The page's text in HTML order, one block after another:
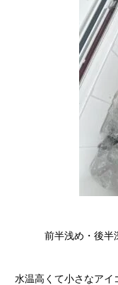
前半浅め・後半
水温高くて小さなアイ